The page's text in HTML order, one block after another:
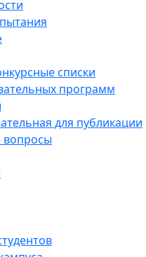
списки
программ
для публикации
вопросы